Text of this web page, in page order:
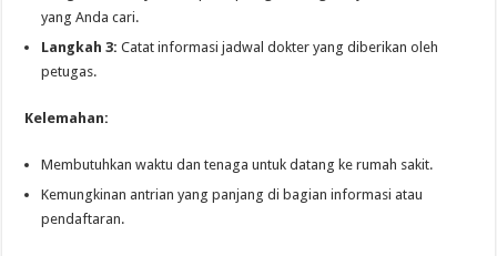
yang Anda cari.
Langkah 3: Catat informasi jadwal dokter yang diberikan oleh
petugas.
Kelemahan:
Membutuhkan waktu dan tenaga untuk datang ke rumah sakit.
Kemungkinan antrian yang panjang di bagian informasi atau
pendaftaran.